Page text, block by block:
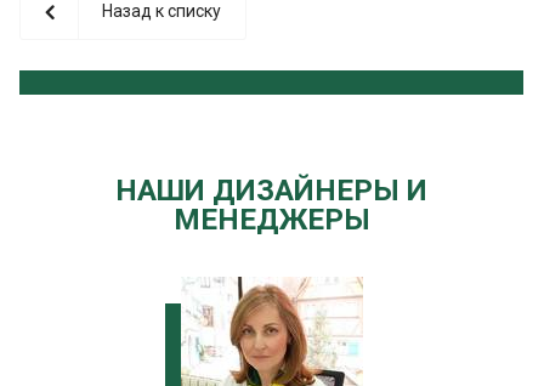
Назад к списку
НАШИ ДИЗАЙНЕРЫ И
МЕНЕДЖЕРЫ